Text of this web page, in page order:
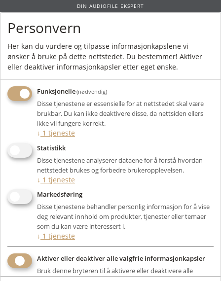
DIN AUDIOFILE EKSPERT
Forside / Produkter / Elektronikk / Forsterker Effektforsterker
Personvern
Her kan du vurdere og tilpasse informasjonkapslene vi
ønsker å bruke på dette nettstedet. Du bestemmer! Aktiver
eller deaktiver informasjonkapsler etter eget ønske.
Funksjonelle(nødvendig)
Disse tjenestene er essensielle for at nettstedet skal være
brukbar. Du kan ikke deaktivere disse, da nettsiden ellers
ikke vil fungere korrekt.
↓ 1 tjeneste
Statistikk
Disse tjenestene analyserer dataene for å forstå hvordan
nettstedet brukes og forbedre brukeropplevelsen.
↓ 1 tjeneste
Markedsføring
Disse tjenestene behandler personlig informasjon for å vise
deg relevant innhold om produkter, tjenester eller temaer
som du kan være interessert i.
↓ 1 tjeneste
Aktiver eller deaktiver alle valgfrie informasjonkapsler
Bruk denne bryteren til å aktivere eller deaktivere alle